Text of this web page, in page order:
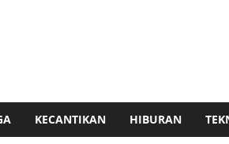
KECANTIKAN HIBURAN